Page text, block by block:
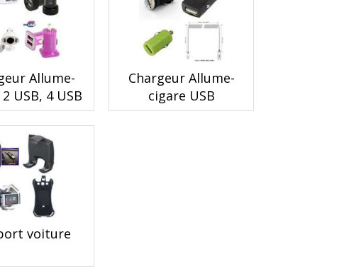
Allume-
USB, 4 USB
Chargeur Allume-
cigare USB
voiture